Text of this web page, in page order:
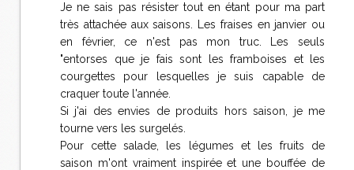
Je ne sais pas résister tout en étant pour ma part
très attachée aux saisons. Les fraises en janvier ou
en février, ce n'est pas mon truc. Les seuls
"entorses que je fais sont les framboises et les
courgettes pour lesquelles je suis capable de
craquer toute l'année.
Si j'ai des envies de produits hors saison, je me
tourne vers les surgelés.
Pour cette salade, les légumes et les fruits de
saison m'ont vraiment inspirée et une bouffée de